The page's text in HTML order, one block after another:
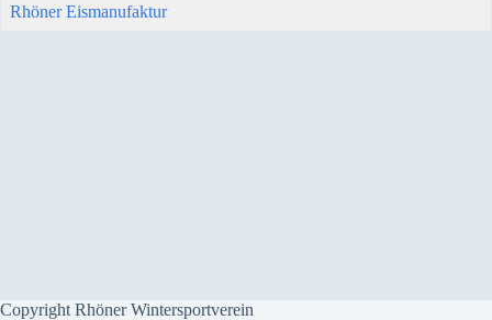
Rhöner Eismanufaktur
Copyright Rhöner Wintersportverein